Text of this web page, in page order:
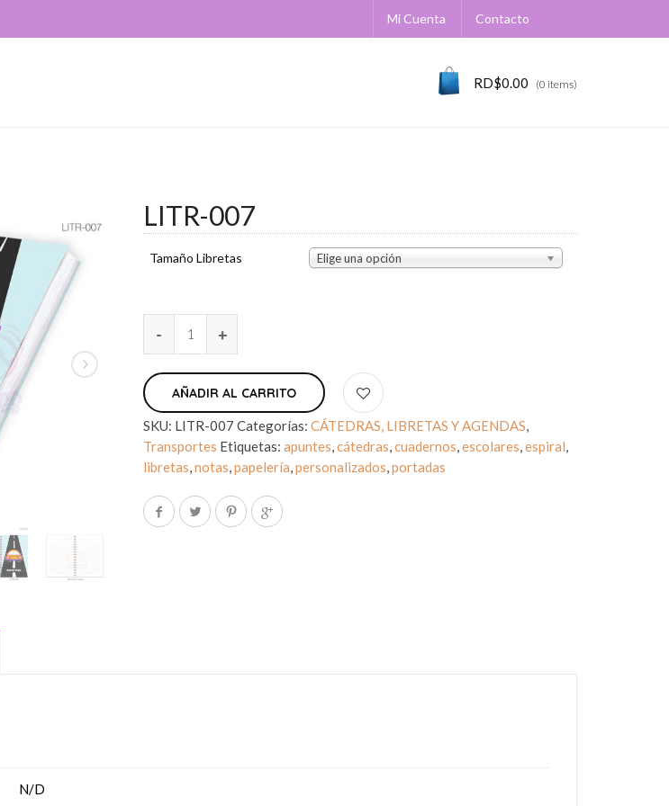
Mi Cuenta Contacto
RD$0.00 (0 items)
LITR-007
Tamaño Libretas Elige una opción
AÑADIR AL CARRITO
SKU: LITR-007 Categorías:CÁTEDRAS, LIBRETAS Y AGENDAS,
Transportes Etiquetas:apuntes,cátedras,cuadernos,escolares,espiral,
libretas,notas,papelería,personalizados,portadas
N/D